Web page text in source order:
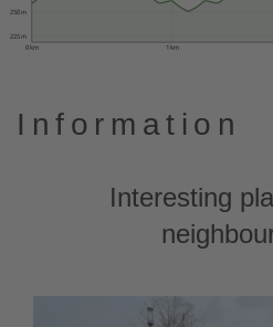
0 km 1 km
225 m
250 m
Information
Interesting